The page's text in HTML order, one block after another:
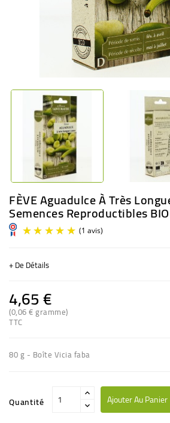
FÈVE Aguadulce À Très
Semences Reproductibles BIO
+ De Détails
4,65 €
(0,06 € gramme)
TTC
80 g - Boîte Vicia faba
Quantité Ajouter Au Panier